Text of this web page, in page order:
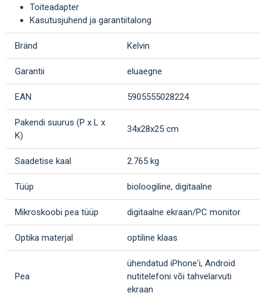
Toiteadapter
Kasutusjuhend ja garantiitalong
Bränd Kelvin
Garantii eluaegne
EAN 5905555028224
Pakendi suurus (P x L x
K)
34x28x25 cm
Saadetise kaal 2.765 kg
Tüüp bioloogiline, digitaalne
Mikroskoobi pea tüüp digitaalne ekraan/PC monitor
Optika materjal optiline klaas
Pea
ühendatud iPhone'i, Android
nutitelefoni või tahvelarvuti
ekraan